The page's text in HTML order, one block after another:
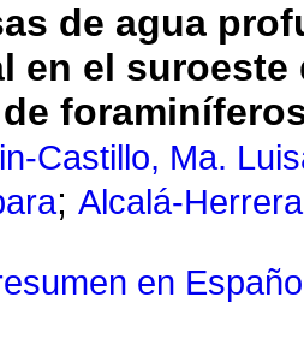
de agua
en el
Castillo, Ma.
; Alcalá-
en